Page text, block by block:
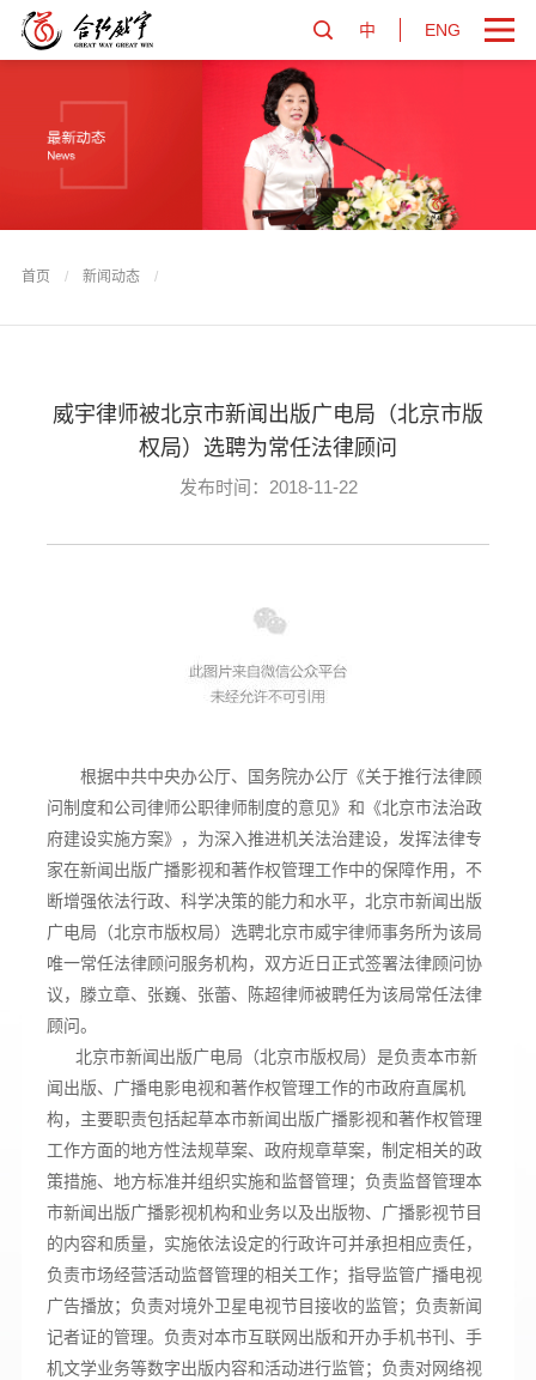
ENG
中
首页 / 新闻动态 /
威宇律师被北京市新闻出版广电局（北京市版
权局）选聘为常任法律顾问
发布时间：2018-11-22
根据中共中央办公厅、国务院办公厅《关于推行法律顾
问制度和公司律师公职律师制度的意见》和《北京市法治政
府建设实施方案》，为深入推进机关法治建设，发挥法律专
家在新闻出版广播影视和著作权管理工作中的保障作用，不
断增强依法行政、科学决策的能力和水平，北京市新闻出版
广电局（北京市版权局）选聘北京市威宇律师事务所为该局
唯一常任法律顾问服务机构，双方近日正式签署法律顾问协
议，滕立章、张巍、张蕾、陈超律师被聘任为该局常任法律
顾问。
北京市新闻出版广电局（北京市版权局）是负责本市新
闻出版、广播电影电视和著作权管理工作的市政府直属机
构，主要职责包括起草本市新闻出版广播影视和著作权管理
工作方面的地方性法规草案、政府规章草案，制定相关的政
策措施、地方标准并组织实施和监督管理；负责监督管理本
市新闻出版广播影视机构和业务以及出版物、广播影视节目
的内容和质量，实施依法设定的行政许可并承担相应责任，
负责市场经营活动监督管理的相关工作；指导监管广播电视
广告播放；负责对境外卫星电视节目接收的监管；负责新闻
记者证的管理。负责对本市互联网出版和开办手机书刊、手
机文学业务等数字出版内容和活动进行监管；负责对网络视